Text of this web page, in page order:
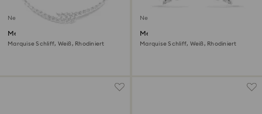
Neu
Mesmera Halskette
Marquise Schliff, Weiß, Rhodiniert
Neu
Mesmera Ohrspangen
Marquise Schliff, Weiß, Rhodiniert